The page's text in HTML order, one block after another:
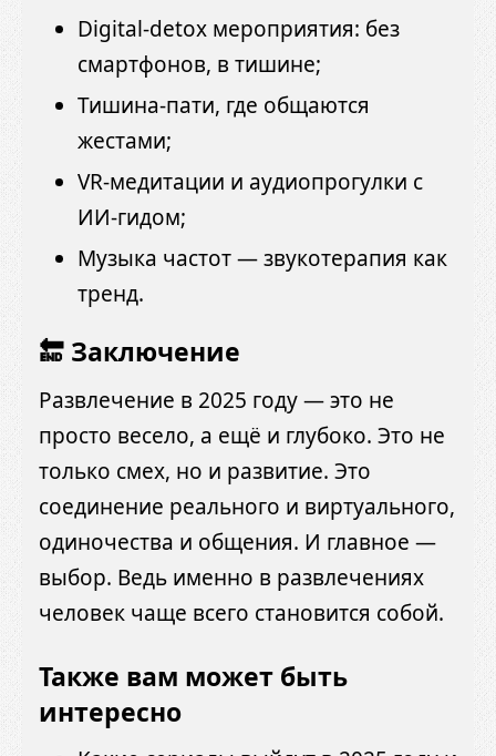
Digital-detox мероприятия: без
смартфонов, в тишине;
Тишина-пати, где общаются
жестами;
VR-медитации и аудиопрогулки с
ИИ-гидом;
Музыка частот — звукотерапия как
тренд.
🔚 Заключение
Развлечение в 2025 году — это не
просто весело, а ещё и глубоко. Это не
только смех, но и развитие. Это
соединение реального и виртуального,
одиночества и общения. И главное —
выбор. Ведь именно в развлечениях
человек чаще всего становится собой.
Также вам может быть
интересно